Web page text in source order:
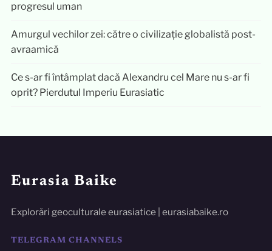
progresul uman
Amurgul vechilor zei: către o civilizație globalistă post-
avraamică
Ce s-ar fi întâmplat dacă Alexandru cel Mare nu s-ar fi
oprit? Pierdutul Imperiu Eurasiatic
Eurasia Baike
Explorări geoculturale eurasiatice | eurasiabaike.ro
TELEGRAM CHANNELS